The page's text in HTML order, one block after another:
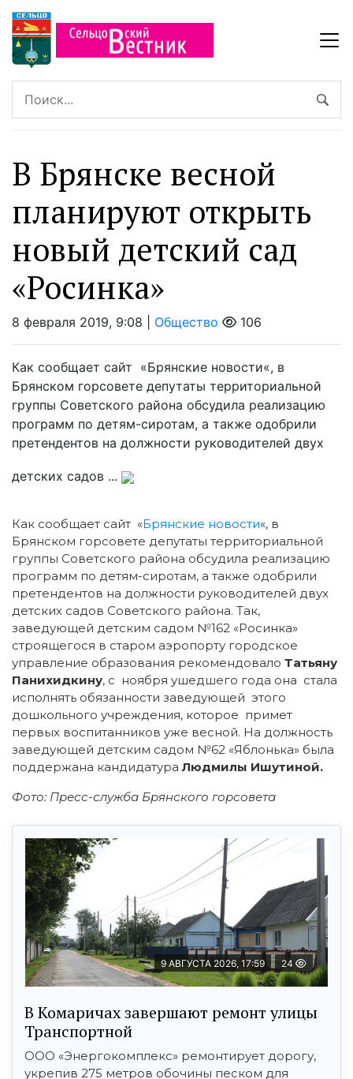
В Брянске весной
планируют открыть
новый детский сад
«Росинка»
8 февраля 2019, 9:08 | Общество 106
Как сообщает сайт «Брянские новости«, в
Брянском горсовете депутаты территориальной
группы Советского района обсудила реализацию
программ по детям-сиротам, а также одобрили
претендентов на должности руководителей двух
детских садов ...
Как сообщает сайт «Брянские новости«, в
Брянском горсовете депутаты территориальной
группы Советского района обсудила реализацию
программ по детям-сиротам, а также одобрили
претендентов на должности руководителей двух
детских садов Советского района. Так,
заведующей детским садом №162 «Росинка»
строящегося в старом аэропорту городское
управление образования рекомендовало Татьяну
Панихидкину, с ноября ушедшего года она стала
исполнять обязанности заведующей этого
дошкольного учреждения, которое примет
первых воспитанников уже весной. На должность
заведующей детским садом №62 «Яблонька» была
поддержана кандидатураЛюдмилы Ишутиной.
Фото: Пресс-служба Брянского горсовета
9 АВГУСТА 2026, 17:59 24
В Комаричах завершают ремонт улицы
Транспортной
ООО «Энергокомплекс» ремонтирует дорогу,
укрепив 275 метров обочины песком для